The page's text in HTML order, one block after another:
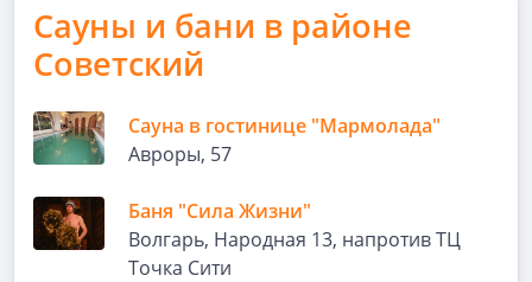
Сауны и бани в районе
Советский
Сауна в гостинице "Мармолада"
Авроры, 57
Баня "Сила Жизни"
Волгарь, Народная 13, напротив ТЦ
Точка Сити